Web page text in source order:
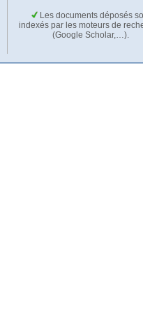
Les documents déposés
indexés par les moteurs de
(Google Scholar,…).